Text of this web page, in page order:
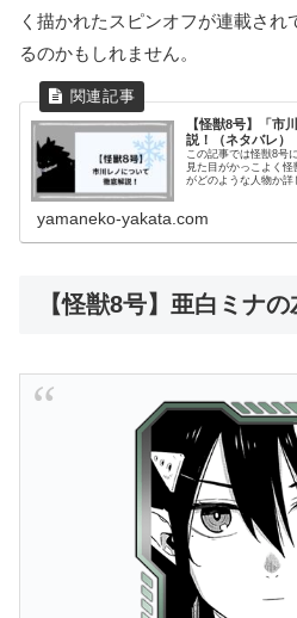
く描かれたスピンオフが連載さ
るのかもしれません。
【怪獣8号】「市
説！（ネタバレ）
この記事では怪獣8号
見た目がかっこよく
がどのような人物か詳
yamaneko-yakata.com
【怪獣8号】亜白ミナ